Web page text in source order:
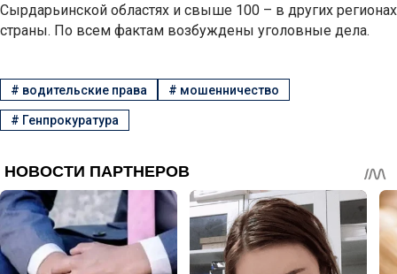
Сырдарьинской областях и свыше 100 – в других регионах
страны. По всем фактам возбуждены уголовные дела.
# водительские права # мошенничество
# Генпрокуратура